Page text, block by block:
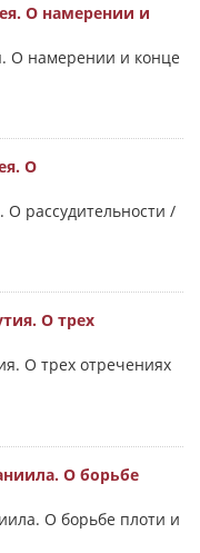
О намерении и
О намерении и конце
О
рассудительности /
О трех
О трех отречениях
О борьбе
О борьбе плоти и